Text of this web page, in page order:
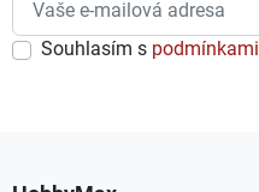
Souhlasím s podmínkami